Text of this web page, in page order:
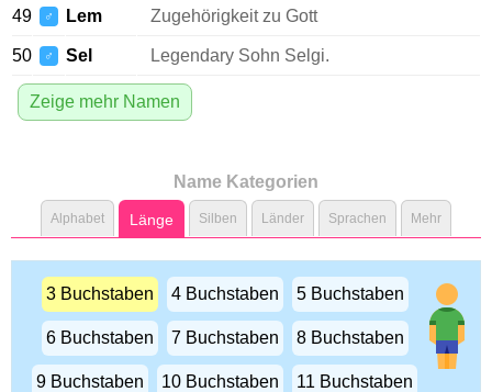
49 ♂ Lem Zugehörigkeit zu Gott
50 ♂ Sel Legendary Sohn Selgi.
Zeige mehr Namen
Name Kategorien
Alphabet Länge Silben Länder Sprachen Mehr
3 Buchstaben 4 Buchstaben 5 Buchstaben
6 Buchstaben 7 Buchstaben 8 Buchstaben
9 Buchstaben 10 Buchstaben 11 Buchstaben